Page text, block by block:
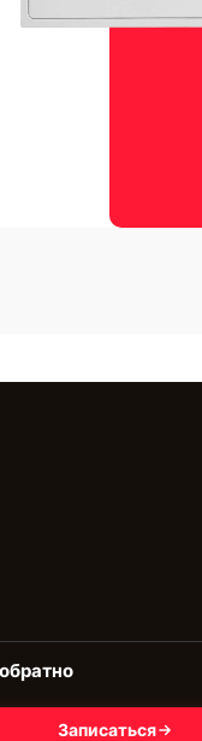
Записаться